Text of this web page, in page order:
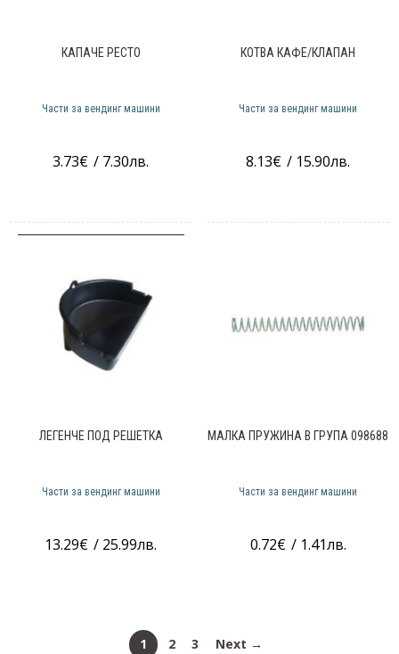
КАПАЧЕ РЕСТО
Части за вендинг машини
3.73€ / 7.30лв.
КОТВА КАФЕ/КЛАПАН
Части за вендинг машини
8.13€ / 15.90лв.
ЛЕГЕНЧЕ ПОД РЕШЕТКА
Части за вендинг машини
13.29€ / 25.99лв.
МАЛКА ПРУЖИНА В ГРУПА 098688
Части за вендинг машини
0.72€ / 1.41лв.
1 2 3 Next →